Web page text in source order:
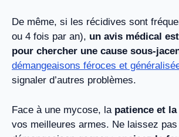
De même, si les récidives sont
ou 4 fois par an), un avis médical
pour chercher une cause sous-
démangeaisons féroces et
signaler d’autres problèmes.
Face à une mycose, la patience et
vos meilleures armes. Ne laissez